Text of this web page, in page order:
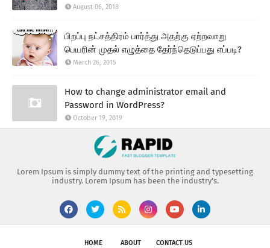
August 06, 2018
பிறப்பு நட்சத்திரம் பார்த்து அதற்கு ஏற்றவாறு
பெயரின் முதல் எழுத்தை தேர்ந்தெடுப்பது எப்படி?
March 26, 2015
How to change administrator email and
Password in WordPress?
October 19, 2019
Lorem Ipsum is simply dummy text of the printing and typesetting
industry. Lorem Ipsum has been the industry's.
HOME ABOUT CONTACT US